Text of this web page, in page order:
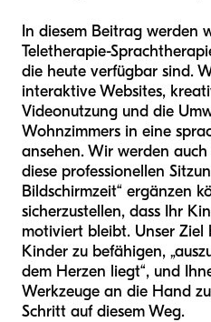
In diesem Beitrag werden
Teletherapie-
die heute verfügbar sind.
interaktive Websites,
Videonutzung und die
Wohnzimmers in eine
ansehen. Wir werden
diese professionellen
Bildschirmzeit“ ergänzen
sicherzustellen, dass Ihr
motiviert bleibt. Unser Ziel
Kinder zu befähigen,
dem Herzen liegt“, und
Werkzeuge an die Hand
Schritt auf diesem Weg.